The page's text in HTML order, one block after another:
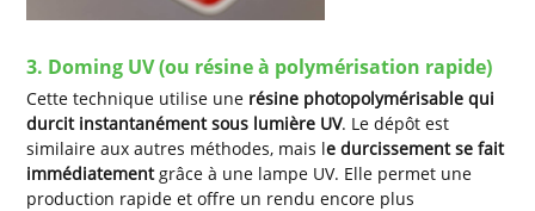
3. Doming UV (ou résine à polymérisation rapide)
Cette technique utilise une résine photopolymérisable qui
durcit instantanément sous lumière UV. Le dépôt est
similaire aux autres méthodes, mais le durcissement se fait
immédiatementgrâce à une lampe UV. Elle permet une
production rapide et offre un rendu encore plus